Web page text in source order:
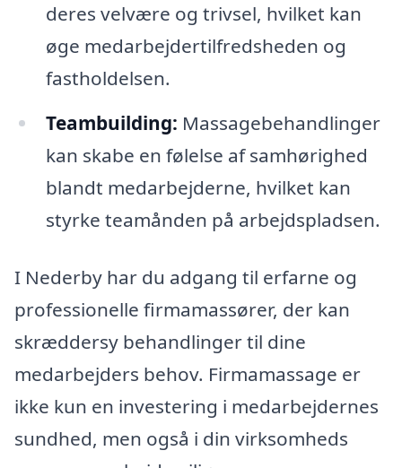
deres velvære og trivsel, hvilket kan
øge medarbejdertilfredsheden og
fastholdelsen.
Teambuilding: Massagebehandlinger
kan skabe en følelse af samhørighed
blandt medarbejderne, hvilket kan
styrke teamånden på arbejdspladsen.
I Nederby har du adgang til erfarne og
professionelle firmamassører, der kan
skræddersy behandlinger til dine
medarbejders behov. Firmamassage er
ikke kun en investering i medarbejdernes
sundhed, men også i din virksomheds